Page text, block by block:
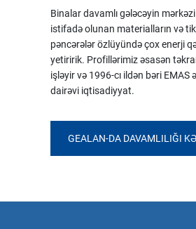
Binalar davamlı gələcəyin
istifadə olunan materialların və
pəncərələr özlüyündə çox enerji
yetiririk. Profillərimiz əsasən
işləyir və 1996-cı ildən bəri
dairəvi iqtisadiyyat.
GEALAN-DA DAVAMLILIĞI